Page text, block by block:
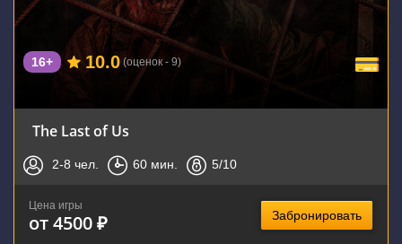
16+ 10.0 (оценок - 9)
The Last of Us
2-8 чел. 60 мин. 5/10
Цена игры
от 4500 ₽ Забронировать